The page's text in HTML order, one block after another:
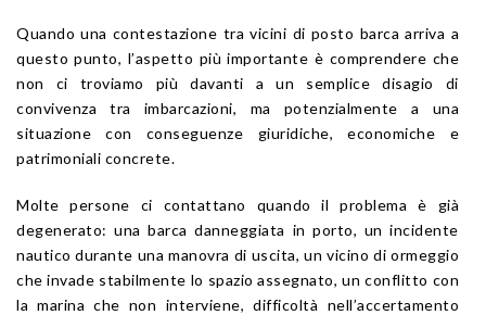
Quando una contestazione tra vicini di posto barca arriva a
questo punto, l’aspetto più importante è comprendere che
non ci troviamo più davanti a un semplice disagio di
convivenza tra imbarcazioni, ma potenzialmente a una
situazione con conseguenze giuridiche, economiche e
patrimoniali concrete.
Molte persone ci contattano quando il problema è già
degenerato: una barca danneggiata in porto, un incidente
nautico durante una manovra di uscita, un vicino di ormeggio
che invade stabilmente lo spazio assegnato, un conflitto con
la marina che non interviene, difficoltà nell’accertamento